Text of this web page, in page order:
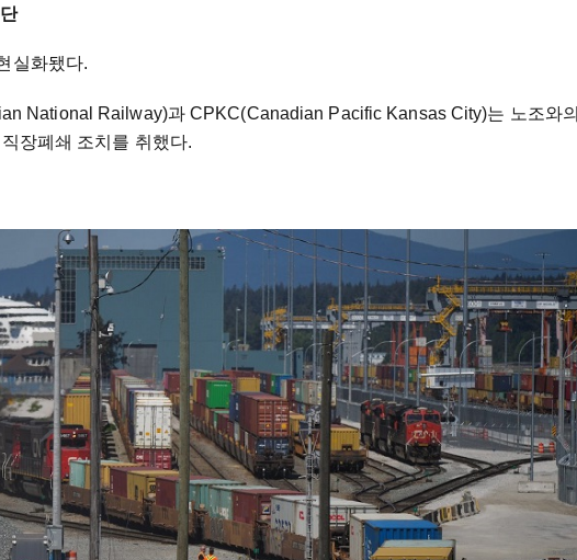
실화됐다.
National Railway)과 CPKC(Canadian Pacific Kansas City)는 노조와의
장폐쇄 조치를 취했다.